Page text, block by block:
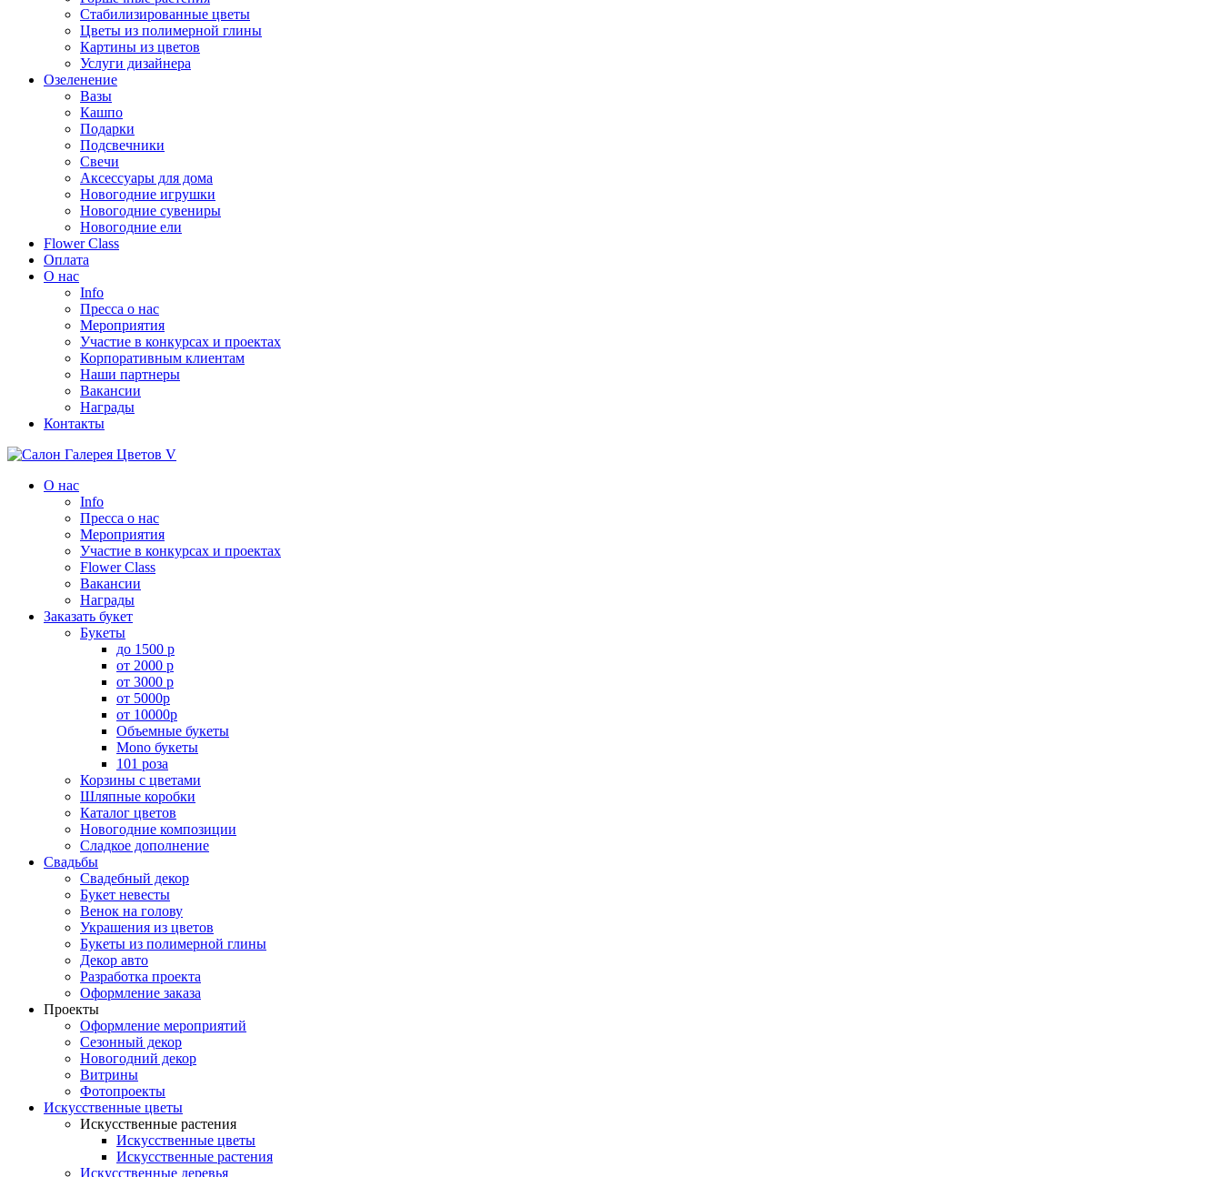
Стабилизированные цветы
Цветы из полимерной глины
Картины из цветов
Услуги дизайнера
Озеленение
Вазы
Кашпо
Подарки
Подсвечники
Свечи
Аксессуары для дома
Новогодние игрушки
Новогодние сувениры
Новогодние ели
Flower Class
Оплата
О нас
Info
Пресса о нас
Мероприятия
Участие в конкурсах и проектах
Корпоративным клиентам
Наши партнеры
Вакансии
Награды
Контакты
О нас
Info
Пресса о нас
Мероприятия
Участие в конкурсах и проектах
Flower Class
Вакансии
Награды
Заказать букет
Букеты
до 1500 р
от 2000 р
от 3000 р
от 5000р
от 10000р
Объемные букеты
Mono букеты
101 роза
Корзины с цветами
Шляпные коробки
Каталог цветов
Новогодние композиции
Сладкое дополнение
Свадьбы
Свадебный декор
Букет невесты
Венок на голову
Украшения из цветов
Букеты из полимерной глины
Декор авто
Разработка проекта
Оформление заказа
Проекты
Оформление мероприятий
Сезонный декор
Новогодний декор
Витрины
Фотопроекты
Искусственные цветы
Искусственные растения
Искусственные цветы
Искусственные растения
Искусственные деревья